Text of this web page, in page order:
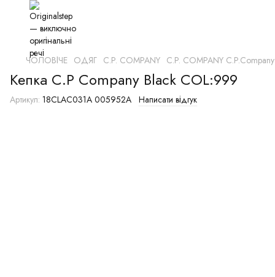
ЧОЛОВІЧЕ ОДЯГ C.P. COMPANY C.P. COMPANY C.P.Company
Кепка C.P Company Black COL:999
Артикул: 18CLAC031A 005952A Написати відгук